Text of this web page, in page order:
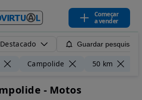
Começar
a vender
Destacado Guardar pesquisa
Campolide 50 km
- Motos